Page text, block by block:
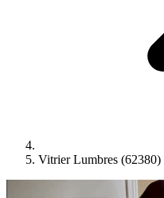
Vitrier Lumbres (62380)